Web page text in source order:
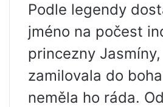
Podle legendy
jméno na počest
princezny
zamilovala do
neměla ho ráda.